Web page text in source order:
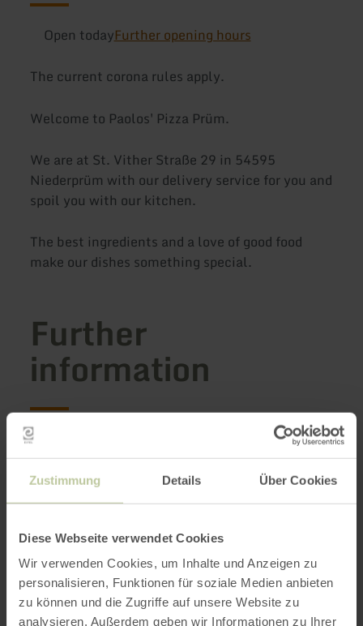
Zustimmung Details Über Cookies
Diese Webseite verwendet Cookies
Wir verwenden Cookies, um Inhalte und Anzeigen zu
personalisieren, Funktionen für soziale Medien anbieten
zu können und die Zugriffe auf unsere Website zu
analysieren. Außerdem geben wir Informationen zu Ihrer
Open todayFurther opening hours
The current corona rules apply.
Welcome to Paolos' Pizza Prüm.
We are at St. Vither Straße 29 in 54595
Niederprüm with our delivery service for you and
spoil you with our kitchen.
The best ingredients and a love of good food
make our dishes something special.
Further
information
Opening hours
Categories
Impressions